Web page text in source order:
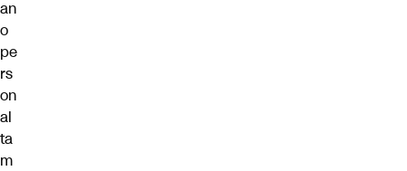
an
o
pe
rs
on
al
ta
m